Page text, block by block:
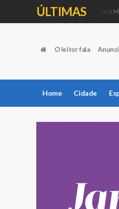
ÚLTIMAS
Política Câmara entregará
O leitor fala
Home Cidade